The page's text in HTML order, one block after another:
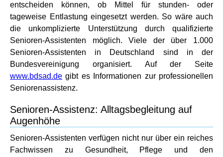
entscheiden können, ob Mittel für stunden- oder
tageweise Entlastung eingesetzt werden. So wäre auch
die unkomplizierte Unterstützung durch qualifizierte
Senioren-Assistenten möglich. Viele der über 1.000
Senioren-Assistenten in Deutschland sind in der
Bundesvereinigung organisiert. Auf der Seite
www.bdsad.de gibt es Informationen zur professionellen
Seniorenassistenz.
Senioren-Assistenz: Alltagsbegleitung auf
Augenhöhe
Senioren-Assistenten verfügen nicht nur über ein reiches
Fachwissen zu Gesundheit, Pflege und den